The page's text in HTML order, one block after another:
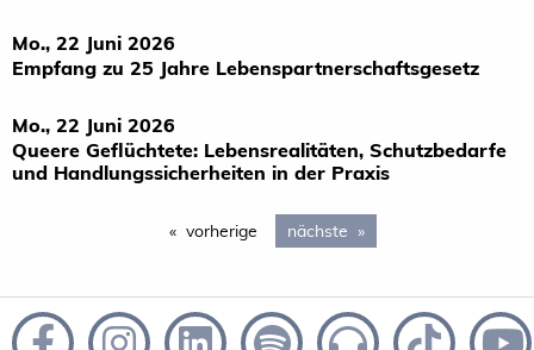
Mo., 22 Juni 2026
Empfang zu 25 Jahre Lebenspartnerschaftsgesetz
Mo., 22 Juni 2026
Queere Geflüchtete: Lebensrealitäten, Schutzbedarfe
und Handlungssicherheiten in der Praxis
vorherige pagenächste page 2